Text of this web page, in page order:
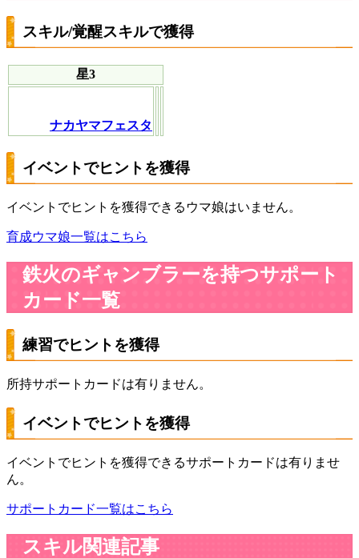
スキル/覚醒スキルで獲得
星3
ナカヤマフェスタ
イベントでヒントを獲得
イベントでヒントを獲得できるウマ娘はいません。
育成ウマ娘一覧はこちら
鉄火のギャンブラーを持つサポート
カード一覧
練習でヒントを獲得
所持サポートカードは有りません。
イベントでヒントを獲得
イベントでヒントを獲得できるサポートカードは有りませ
ん。
サポートカード一覧はこちら
スキル関連記事